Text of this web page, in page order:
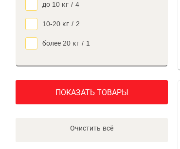
до 10 кг / 4
10-20 кг / 2
более 20 кг / 1
ПОКАЗАТЬ ТОВАРЫ
Очистить всё